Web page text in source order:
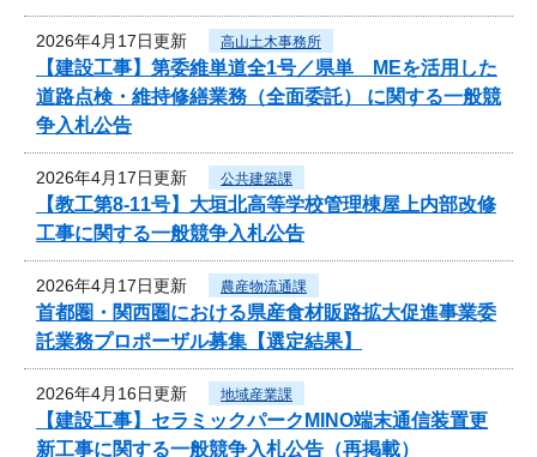
2026年4月17日更新 高山土木事務所
【建設工事】第委維単道全1号／県単 MEを活用した
道路点検・維持修繕業務（全面委託） に関する一般競
争入札公告
2026年4月17日更新 公共建築課
【教工第8-11号】大垣北高等学校管理棟屋上内部改修
工事に関する一般競争入札公告
2026年4月17日更新 農産物流通課
首都圏・関西圏における県産食材販路拡大促進事業委
託業務プロポーザル募集【選定結果】
2026年4月16日更新 地域産業課
【建設工事】セラミックパークMINO端末通信装置更
新工事に関する一般競争入札公告（再掲載）